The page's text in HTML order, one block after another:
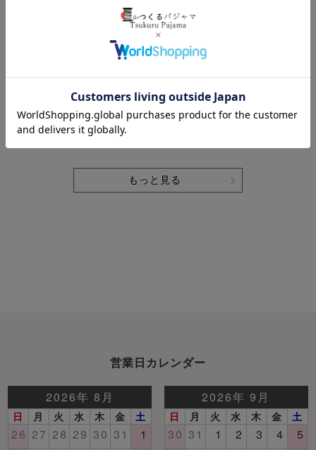
ト・長袖 【オー
ダーメイド】
和晒京ひとえガ
ット・長袖/前開
き/襟あり 【オー
ダーメイド】
ット・長袖/前開
き/襟なし 【オー
もっと見る
営業日カレンダー